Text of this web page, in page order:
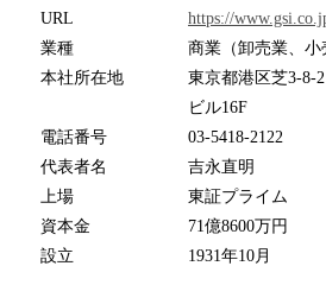
URL
https://
業種
商業（卸売業、小
本社所在地
東京都港区芝3-
ビル16F
電話番号
03-5418-2122
代表者名
吉永直明
上場
東証プライム
資本金
71億8600万円
設立
1931年10月